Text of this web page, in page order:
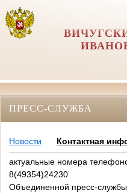
ПРЕСС-СЛУЖБА
Новости Контактная
актуальные номера
8(49354)24230
Объединенной пресс-